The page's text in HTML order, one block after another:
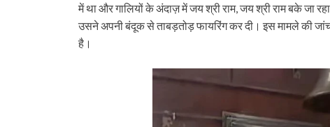
में था और गालियों के अंदाज़ में जय श्री राम, जय श्री राम बके जा
उसने अपनी बंदूक से ताबड़तोड़ फायरिंग कर दी। इस मामले की जांच
है।